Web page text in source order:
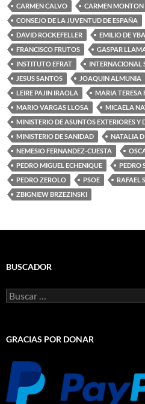
CARMEN CALVO
CARMEN MONTON
CONSEJO DE LA JUVENTUD DE ESPAÑA
DAVID ROCKEFELLER
EMILIO DE
FRANCISCO FRUTOS
GASPAR
INSTITUTO EFRAT
INTERNACIONAL
JESUS SANTOS
JOAQUIN ALMUNIA
LEIRE PAJIN IRAOLA
MARIA TERESA
MARIO VARGAS LLOSA
MICAELA
MINISTERIO DE ASUNTOS EXTERIORES Y
MINISTERIO DE SANIDAD
NATALIA
NEMESIO FERNANDEZ-CUESTA
PEDRO MIGUEL ECHENIQUE
PEDRO
PEDRO ZEROLO
PSOE RAFAEL
ZBIGNIEW BRZEZINSKI
BUSCADOR
Buscar:
GRACIAS POR DONAR